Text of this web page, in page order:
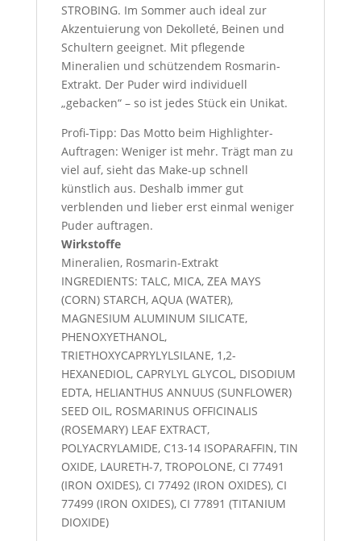
STROBING. Im Sommer auch ideal zur
Akzentuierung von Dekolleté, Beinen und
Schultern geeignet. Mit pflegende
Mineralien und schützendem Rosmarin-
Extrakt. Der Puder wird individuell
„gebacken“ – so ist jedes Stück ein Unikat.
Profi-Tipp: Das Motto beim Highlighter-
Auftragen: Weniger ist mehr. Trägt man zu
viel auf, sieht das Make-up schnell
künstlich aus. Deshalb immer gut
verblenden und lieber erst einmal weniger
Puder auftragen.
Wirkstoffe
Mineralien, Rosmarin-Extrakt
INGREDIENTS: TALC, MICA, ZEA MAYS
(CORN) STARCH, AQUA (WATER),
MAGNESIUM ALUMINUM SILICATE,
PHENOXYETHANOL,
TRIETHOXYCAPRYLYLSILANE, 1,2-
HEXANEDIOL, CAPRYLYL GLYCOL, DISODIUM
EDTA, HELIANTHUS ANNUUS (SUNFLOWER)
SEED OIL, ROSMARINUS OFFICINALIS
(ROSEMARY) LEAF EXTRACT,
POLYACRYLAMIDE, C13-14 ISOPARAFFIN, TIN
OXIDE, LAURETH-7, TROPOLONE, CI 77491
(IRON OXIDES), CI 77492 (IRON OXIDES), CI
77499 (IRON OXIDES), CI 77891 (TITANIUM
DIOXIDE)